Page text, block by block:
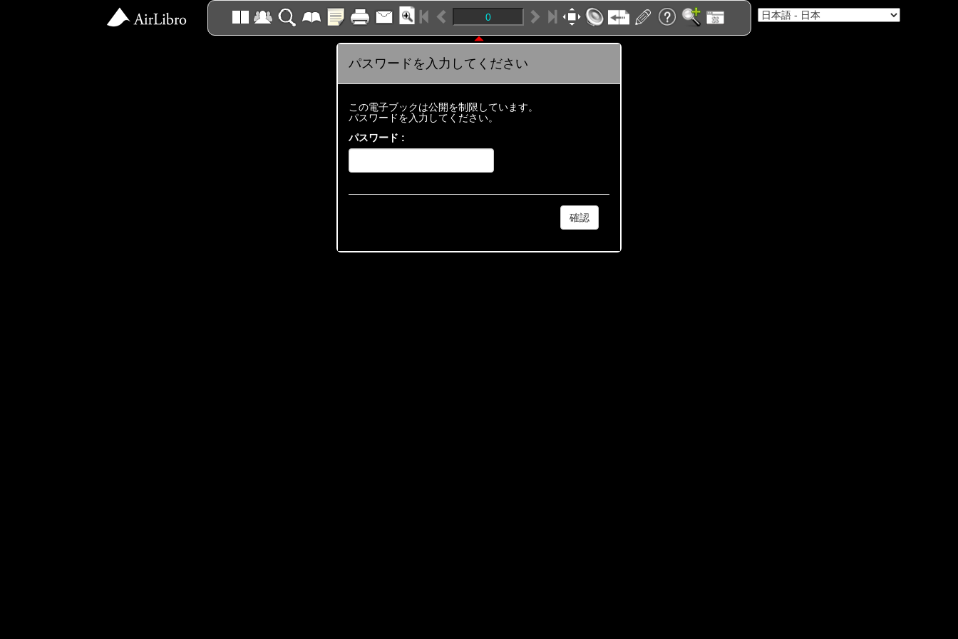
パスワードを入力してください
この電子ブックは公開を制限しています。
パスワードを入力してください。
パスワード :
確認